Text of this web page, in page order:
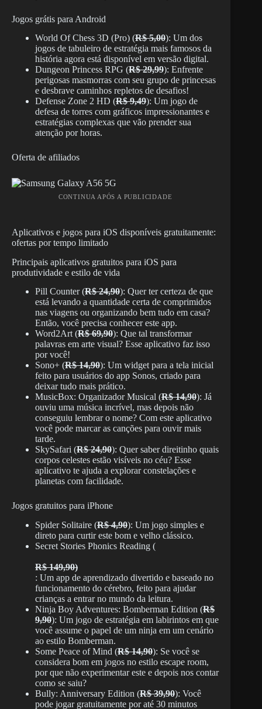
Jogos grátis para Android
World Of Chess 3D (Pro) (R$ 5,00): Um dos
jogos de tabuleiro de estratégia mais famosos da
história agora está disponível em versão digital.
Dungeon Princess RPG (R$ 29,99): Enfrente
perigosas masmorras com seu grupo de princesas
e desbrave caminhos repletos de desafios!
Defense Zone 2 HD (R$ 9,49): Um jogo de
defesa de torres com gráficos impressionantes e
estratégias complexas que vão prender sua
atenção por horas.
Oferta de afiliados
CONTINUA APÓS A PUBLICIDADE
Aplicativos e jogos para iOS disponíveis gratuitamente:
ofertas por tempo limitado
Principais aplicativos gratuitos para iOS para
produtividade e estilo de vida
Pill Counter (R$ 24,90): Quer ter certeza de que
está levando a quantidade certa de comprimidos
nas viagens ou organizando bem tudo em casa?
Então, você precisa conhecer este app.
Word2Art (R$ 69,90): Que tal transformar
palavras em arte visual? Esse aplicativo faz isso
por você!
Sono+ (R$ 14,90): Um widget para a tela inicial
feito para usuários do app Sonos, criado para
deixar tudo mais prático.
MusicBox: Organizador Musical (R$ 14,90): Já
ouviu uma música incrível, mas depois não
conseguiu lembrar o nome? Com este aplicativo
você pode marcar as canções para ouvir mais
tarde.
SkySafari (R$ 24,90): Quer saber direitinho quais
corpos celestes estão visíveis no céu? Esse
aplicativo te ajuda a explorar constelações e
planetas com facilidade.
Jogos gratuitos para iPhone
Spider Solitaire (R$ 4,90): Um jogo simples e
direto para curtir este bom e velho clássico.
Secret Stories Phonics Reading (
R$ 149,90)
: Um app de aprendizado divertido e baseado no
funcionamento do cérebro, feito para ajudar
crianças a entrar no mundo da leitura.
Ninja Boy Adventures: Bomberman Edition (R$
9,90): Um jogo de estratégia em labirintos em que
você assume o papel de um ninja em um cenário
ao estilo Bomberman.
Some Peace of Mind (R$ 14,90): Se você se
considera bom em jogos no estilo escape room,
por que não experimentar este e depois nos contar
como se saiu?
Bully: Anniversary Edition (R$ 39,90): Você
pode jogar gratuitamente por até 30 minutos